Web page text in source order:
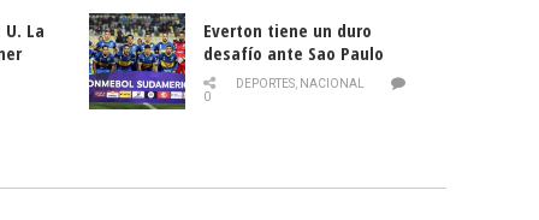
La
Everton tiene un duro
desafío ante Sao Paulo
DEPORTES, NACIONAL
0